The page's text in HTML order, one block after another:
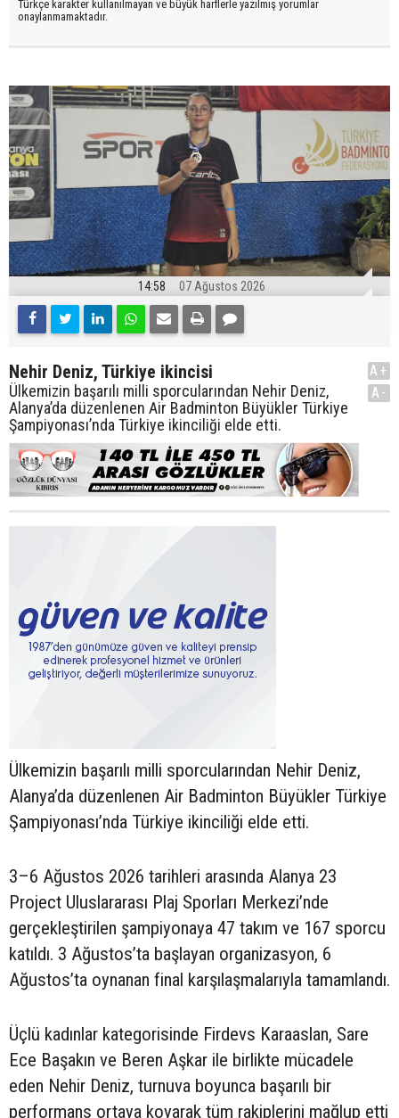
Türkçe karakter kullanılmayan ve büyük harflerle yazılmış yorumlar
onaylanmamaktadır.
14:58 07 Ağustos 2026
Nehir Deniz, Türkiye ikincisi
Ülkemizin başarılı milli sporcularından Nehir Deniz,
Alanya’da düzenlenen Air Badminton Büyükler Türkiye
Şampiyonası’nda Türkiye ikinciliği elde etti.
A+
A-
Ülkemizin başarılı milli sporcularından Nehir Deniz,
Alanya’da düzenlenen Air Badminton Büyükler Türkiye
Şampiyonası’nda Türkiye ikinciliği elde etti.
3–6 Ağustos 2026 tarihleri arasında Alanya 23
Project Uluslararası Plaj Sporları Merkezi’nde
gerçekleştirilen şampiyonaya 47 takım ve 167 sporcu
katıldı. 3 Ağustos’ta başlayan organizasyon, 6
Ağustos’ta oynanan final karşılaşmalarıyla tamamlandı.
Üçlü kadınlar kategorisinde Firdevs Karaaslan, Sare
Ece Başakın ve Beren Aşkar ile birlikte mücadele
eden Nehir Deniz, turnuva boyunca başarılı bir
performans ortaya koyarak tüm rakiplerini mağlup etti